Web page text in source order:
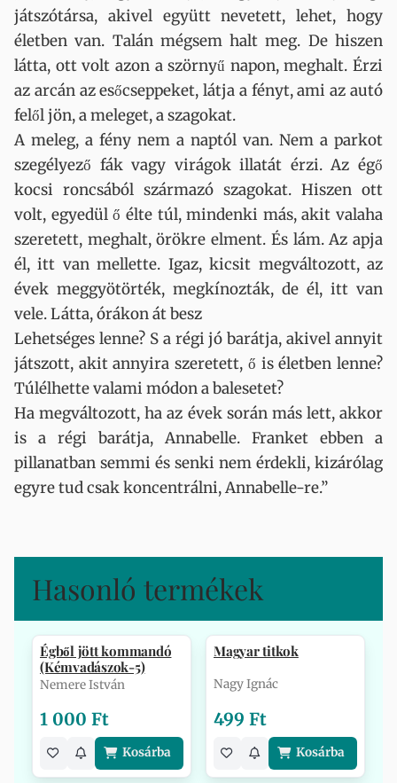
játszótársa, akivel együtt nevetett, lehet, hogy
életben van. Talán mégsem halt meg. De hiszen
látta, ott volt azon a szörnyű napon, meghalt. Érzi
az arcán az esőcseppeket, látja a fényt, ami az autó
felől jön, a meleget, a szagokat.
A meleg, a fény nem a naptól van. Nem a parkot
szegélyező fák vagy virágok illatát érzi. Az égő
kocsi roncsából származó szagokat. Hiszen ott
volt, egyedül ő élte túl, mindenki más, akit valaha
szeretett, meghalt, örökre elment. És lám. Az apja
él, itt van mellette. Igaz, kicsit megváltozott, az
évek meggyötörték, megkínozták, de él, itt van
vele. Látta, órákon át besz
Lehetséges lenne? S a régi jó barátja, akivel annyit
játszott, akit annyira szeretett, ő is életben lenne?
Túlélhette valami módon a balesetet?
Ha megváltozott, ha az évek során más lett, akkor
is a régi barátja, Annabelle. Franket ebben a
pillanatban semmi és senki nem érdekli, kizárólag
egyre tud csak koncentrálni, Annabelle-re.”
Hasonló termékek
Égből jött kommandó
(Kémvadászok-5)
Nemere István
1 000 Ft
Kosárba
Magyar titkok
Nagy Ignác
499 Ft
Kosárba